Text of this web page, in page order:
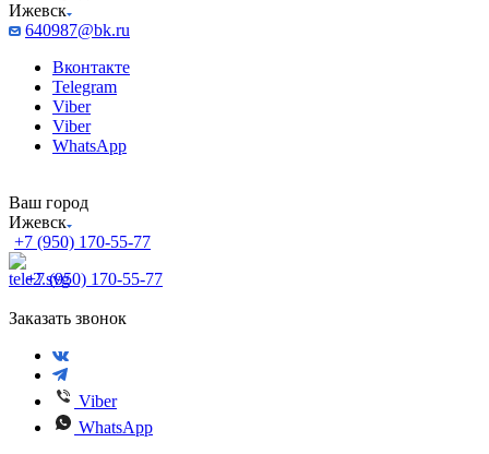
Ижевск
640987@bk.ru
Вконтакте
Telegram
Viber
Viber
WhatsApp
Ваш город
Ижевск
+7 (950) 170-55-77
+7 (950) 170-55-77
Заказать звонок
Viber
WhatsApp